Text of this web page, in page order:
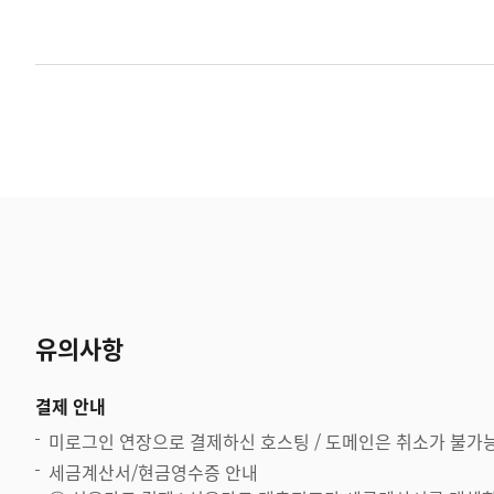
유의사항
결제 안내
미로그인 연장으로 결제하신 호스팅 / 도메인은 취소가 불가
세금계산서/현금영수증 안내